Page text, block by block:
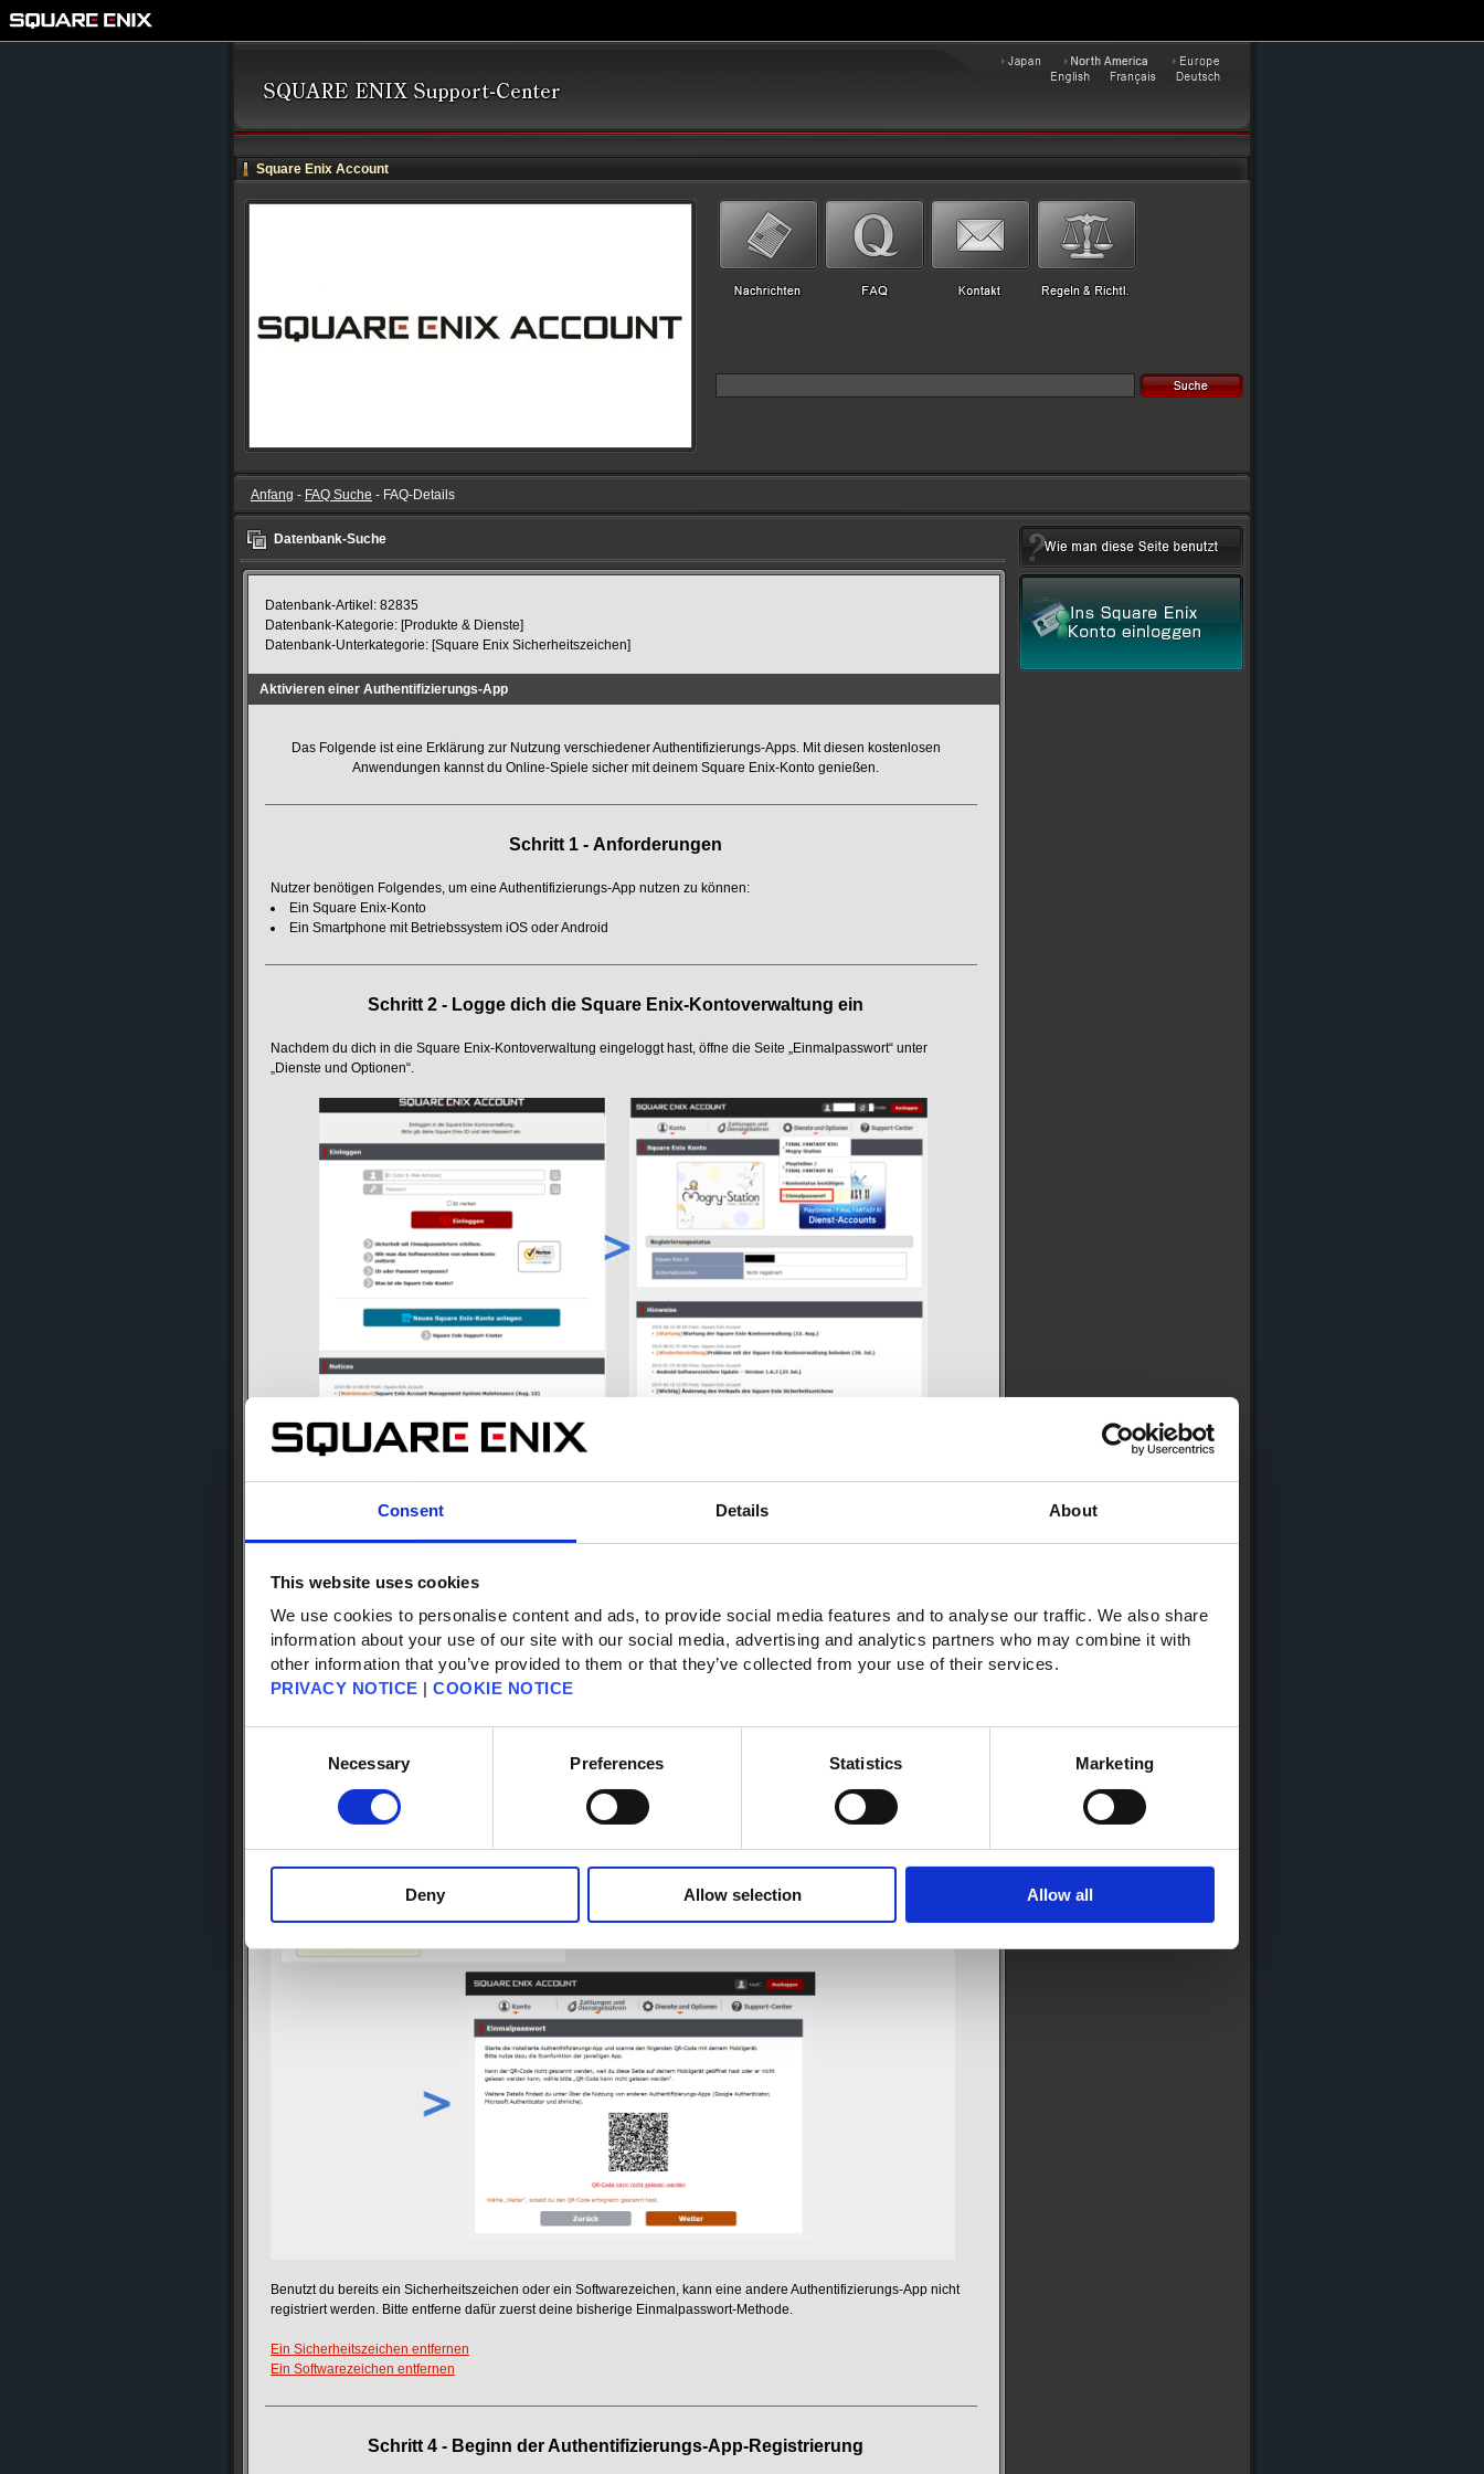
Consent Details About
This website uses cookies
We use cookies to personalise content and ads, to provide social media features and to analyse our traffic. We also share
information about your use of our site with our social media, advertising and analytics partners who may combine it with
other information that you’ve provided to them or that they’ve collected from your use of their services.
PRIVACY NOTICE | COOKIE NOTICE
Necessary Preferences Statistics Marketing
Deny Allow selection Allow all
Square Enix Account
Anfang - FAQ Suche - FAQ-Details
Datenbank-Suche
Datenbank-Artikel: 82835
Datenbank-Kategorie: [Produkte & Dienste]
Datenbank-Unterkategorie: [Square Enix Sicherheitszeichen]
Aktivieren einer Authentifizierungs-App
Das Folgende ist eine Erklärung zur Nutzung verschiedener Authentifizierungs-Apps. Mit diesen kostenlosen
Anwendungen kannst du Online-Spiele sicher mit deinem Square Enix-Konto genießen.
Schritt 1 - Anforderungen
Nutzer benötigen Folgendes, um eine Authentifizierungs-App nutzen zu können:
Ein Square Enix-Konto
Ein Smartphone mit Betriebssystem iOS oder Android
Schritt 2 - Logge dich die Square Enix-Kontoverwaltung ein
Nachdem du dich in die Square Enix-Kontoverwaltung eingeloggt hast, öffne die Seite „Einmalpasswort“ unter
„Dienste und Optionen“.
Logge dich in die Square Enix-Kontoverwaltung ein
Schritt 3 -Vorbereiten der Authentifizierungs-App-Registrierung
Authenticator, Microsoft Authenticator und ähnliche)“. Folge bitte den Anweisungen, bis eine Seite mit einem QR-Code
Dabei wirst du aufgefordert werden, eine Authentifizierungs-App herunterzuladen. Du kannst frei wählen, welche du
benutzen möchtest.
Benutzt du bereits ein Sicherheitszeichen oder ein Softwarezeichen, kann eine andere Authentifizierungs-App nicht
registriert werden. Bitte entferne dafür zuerst deine bisherige Einmalpasswort-Methode.
Ein Sicherheitszeichen entfernen
Ein Softwarezeichen entfernen
Schritt 4 - Beginn der Authentifizierungs-App-Registrierung